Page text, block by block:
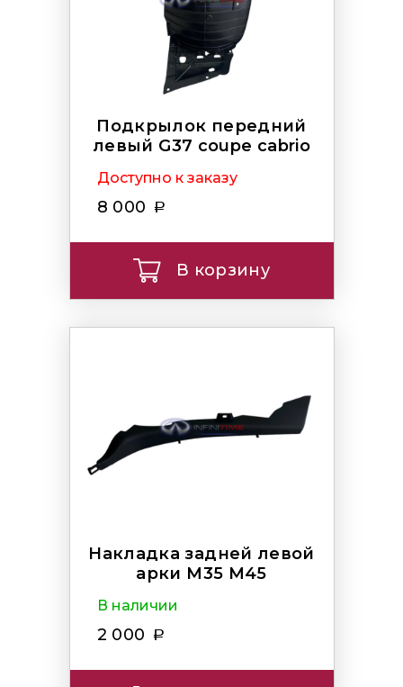
Подкрылок передний
левый G37 coupe cabrio
Доступно к заказу
8 000
В корзину
Накладка задней левой
арки M35 M45
В наличии
2 000